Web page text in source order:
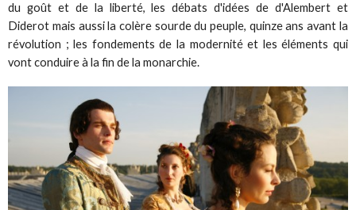
du goût et de la liberté, les débats d'idées de d'Alembert et
Diderot mais aussi la colère sourde du peuple, quinze ans avant la
révolution ; les fondements de la modernité et les éléments qui
vont conduire à la fin de la monarchie.